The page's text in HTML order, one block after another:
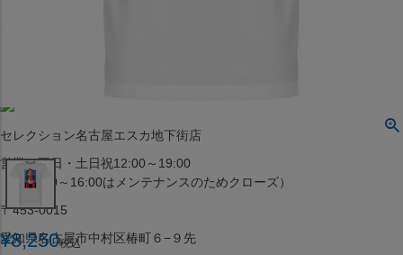
セレクション名古屋エスカ地下街店
営業：平日・土日祝12:00～19:00
（※15:00～16:00はメンテナンスのためクローズ）
〒453-0015
愛知県名古屋市中村区椿町６−９先
¥8,250税込